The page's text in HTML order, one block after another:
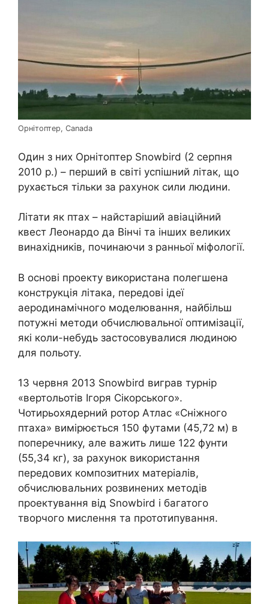
Орнітоптер, Canada
Один з них Орнітоптер Snowbird (2 серпня
2010 р.) – перший в світі успішний літак, що
рухається тільки за рахунок сили людини.
Літати як птах – найстаріший авіаційний
квест Леонардо да Вінчі та інших великих
винахідників, починаючи з ранньої міфології.
В основі проекту використана полегшена
конструкція літака, передові ідеї
аеродинамічного моделювання, найбільш
потужні методи обчислювальної оптимізації,
які коли-небудь застосовувалися людиною
для польоту.
13 червня 2013 Snowbird виграв турнір
«вертольотів Ігоря Сікорського».
Чотирьохядерний ротор Атлас «Сніжного
птаха» вимірюється 150 футами (45,72 м) в
поперечнику, але важить лише 122 фунти
(55,34 кг), за рахунок використання
передових композитних матеріалів,
обчислювальних розвинених методів
проектування від Snowbird і багатого
творчого мислення та прототипування.